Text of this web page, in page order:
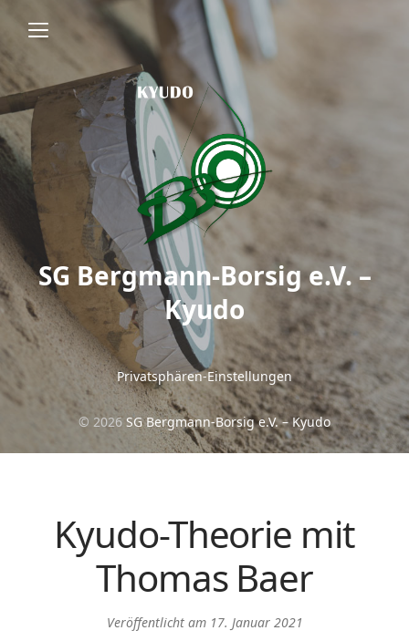
SG Bergmann-Borsig e.V. –
Kyudo
Privatsphären-Einstellungen
© 2026 SG Bergmann-Borsig e.V. – Kyudo
Kyudo-Theorie mit
Thomas Baer
Veröffentlicht am 17. Januar 2021